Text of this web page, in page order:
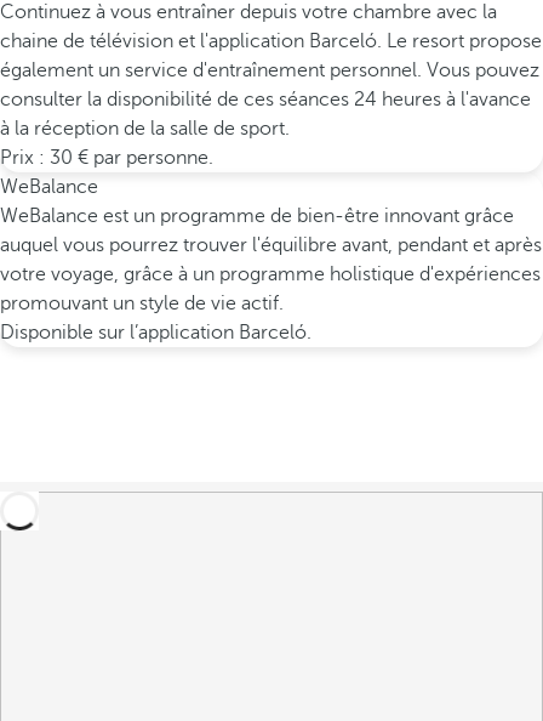
Continuez à vous entraîner depuis votre chambre avec la
chaine de télévision et l'application Barceló. Le resort propose
également un service d'entraînement personnel. Vous pouvez
consulter la disponibilité de ces séances 24 heures à l'avance
à la réception de la salle de sport.
Prix : 30 € par personne.
WeBalance
WeBalance est un programme de bien-être innovant grâce
auquel vous pourrez trouver l'équilibre avant, pendant et après
votre voyage, grâce à un programme holistique d'expériences
promouvant un style de vie actif.
Disponible sur l’application Barceló.